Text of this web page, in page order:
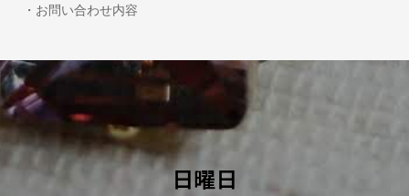
・お問い合わせ内容
日曜日